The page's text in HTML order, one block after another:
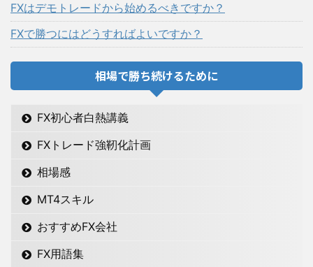
FXはデモトレードから始めるべきですか？
FXで勝つにはどうすればよいですか？
相場で勝ち続けるために
FX初心者白熱講義
FXトレード強靭化計画
相場感
MT4スキル
おすすめFX会社
FX用語集